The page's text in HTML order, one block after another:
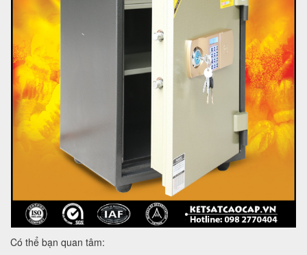
Có thể bạn quan tâm: